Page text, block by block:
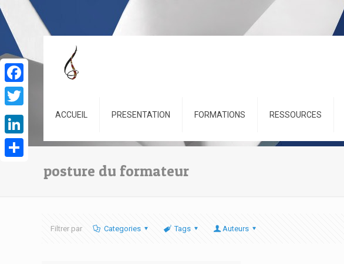
ACCUEIL PRESENTATION FORMATIONS RESSOURCES
posture du formateur
Filtrer par Categories Tags Auteurs
Facebook
Twitter
LinkedIn